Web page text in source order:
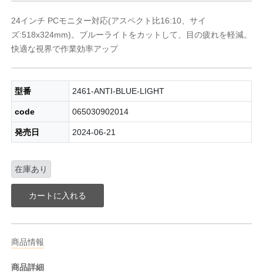
24インチ PCモニター対応(アスペクト比16:10、サイ
ズ:518x324mm)。ブルーライトをカットして、目の疲れを軽減。
快適な視界で作業効率アップ
型番 2461-ANTI-BLUE-LIGHT
code 065030902014
発売日 2024-06-21
在庫あり
カートに入れる
商品情報
商品詳細